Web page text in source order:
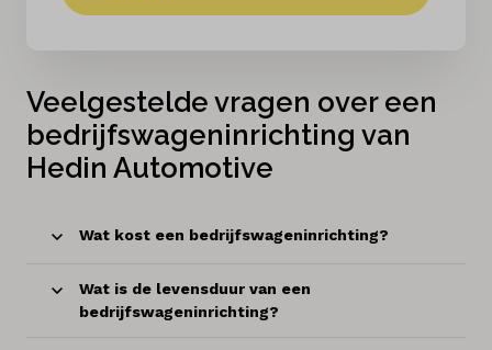
Veelgestelde vragen over een
bedrijfswageninrichting van
Hedin Automotive
Wat kost een bedrijfswageninrichting?
Wat is de levensduur van een
bedrijfswageninrichting?